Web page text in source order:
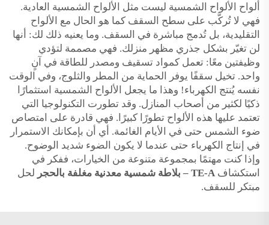
ألواح الألواح الشمسية ليست مثل الألواح الشمسية العادية.
فهي لا تُركَّب على سطح السقف كما هو الحال مع الألواح
التقليدية، بل تُدمج مباشرة في السقف. وما يعنيه ذلك لك: أنها
لن تغيّر بشكل جذري مظهر منزلك. فهي مصممة لتؤدي
وظيفتين معًا: تعمل كمواد تسقيف ومصدر للطاقة في آنٍ
واحد. تخيل سقفًا يوفر الحماية من المطر والثلوج، وفي الوقت
نفسه يُنتج الكهرباء! وهذا ما يجعل الألواح الشمسية استثمارًا
ذكيًا لكثير من أصحاب المنازل. وقد تطورت التكنولوجيا التي
تعتمد عليها هذه الألواح تطورًا كبيرًا. فهي قادرة على امتصاص
ضوء الشمس حتى في الأيام الغائمة. أي أن بإمكانك الاستمرار
في إنتاج الكهرباء حتى عندما لا يكون الضوء شديد الوضوح.
وإذا كنت مهتمًا بمجموعة متنوعة من الخيارات، ففكر في
استكشاف TE-A – بلاطة شمسية معدنية مغلفة بالحجر
لحل
مبتكر للسقف.